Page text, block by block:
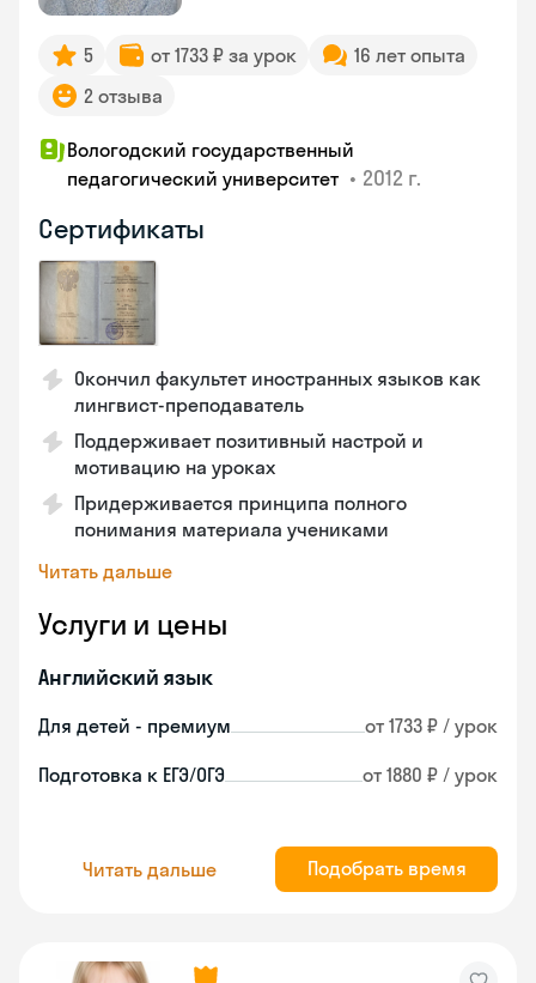
5 от 1733 ₽ за урок
16 лет опыта
2 отзыва
Вологодский государственный
педагогический университет • 2012 г.
Сертификаты
Окончил факультет иностранных языков как
лингвист-преподаватель
Поддерживает позитивный настрой и
мотивацию на уроках
Придерживается принципа полного
понимания материала учениками
Читать дальше
Услуги и цены
Английский язык
Для детей - премиум от 1733 ₽ / урок
Подготовка к ЕГЭ/ОГЭ от 1880 ₽ / урок
Читать дальше Подобрать время